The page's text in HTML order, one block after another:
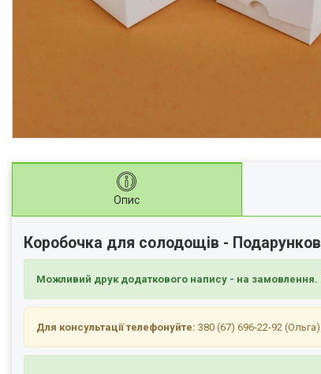
Опис
Коробочка для солодощів -
Можливий друк додаткового напису - на замовлення.
Для консультації телефонуйте: 380 (67) 696-22-92 (Ольга)